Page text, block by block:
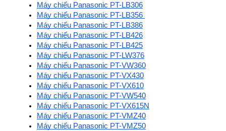
Máy chiếu Panasonic PT-LB306
Máy chiếu Panasonic PT-LB356
Máy chiếu Panasonic PT-LB386
Máy chiếu Panasonic PT-LB426
Máy chiếu Panasonic PT-LB425
Máy chiếu Panasonic PT-LW376
Máy chiếu Panasonic PT-VW360
Máy chiếu Panasonic PT-VX430
Máy chiếu Panasonic PT-VX610
Máy chiếu Panasonic PT-VW540
Máy chiếu Panasonic PT-VX615N
Máy chiếu Panasonic PT-VMZ40
Máy chiếu Panasonic PT-VMZ50